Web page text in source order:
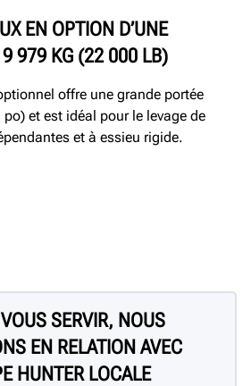
EN OPTION D’UNE
9 979 KG (22 000 LB)
offre une grande portée
et est idéal pour le levage de
et à essieu rigide.
SERVIR, NOUS
EN RELATION AVEC
HUNTER LOCALE